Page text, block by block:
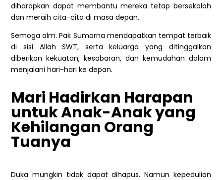
diharapkan dapat membantu mereka tetap bersekolah
dan meraih cita-cita di masa depan.
Semoga alm. Pak Sumarna mendapatkan tempat terbaik
di sisi Allah SWT, serta keluarga yang ditinggalkan
diberikan kekuatan, kesabaran, dan kemudahan dalam
menjalani hari-hari ke depan.
Mari Hadirkan Harapan
untuk Anak-Anak yang
Kehilangan Orang
Tuanya
Duka mungkin tidak dapat dihapus. Namun kepedulian